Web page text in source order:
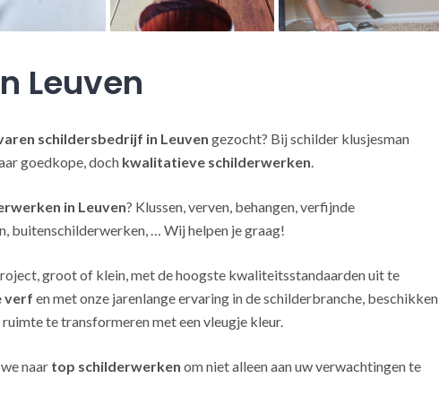
Leuven
schildersbedrijf in Leuven gezocht? Bij schilder klusjesman
goedkope, doch kwalitatieve schilderwerken
in Leuven? Klussen, verven, behangen, verfijnde
buitenschilderwerken, … Wij helpen je graag!
groot of klein, met de hoogste kwaliteitsstandaarden uit te
verf en met onze jarenlange ervaring in de schilderbranche, beschikken
te transformeren met een vleugje kleur.
naar top schilderwerken om niet alleen aan uw verwachtingen te